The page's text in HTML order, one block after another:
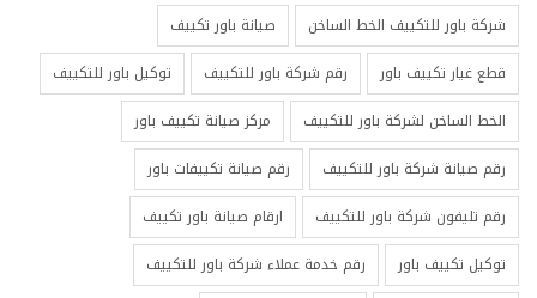
شركة باور للتكييف الخط الساخن
صيانة باور تكييف
قطع غيار تكييف باور
رقم شركة باور للتكييف
توكيل باور للتكييف
الخط الساخن لشركة باور للتكييف
مركز صيانة تكييف باور
رقم صيانة شركة باور للتكييف
رقم صيانة تكييفات باور
رقم تليفون شركة باور للتكييف
ارقام صيانة باور تكييف
توكيل تكييف باور
رقم خدمة عملاء شركة باور للتكييف